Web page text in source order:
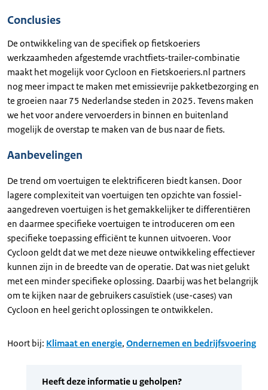
Conclusies
De ontwikkeling van de specifiek op fietskoeriers
werkzaamheden afgestemde vrachtfiets-trailer-combinatie
maakt het mogelijk voor Cycloon en Fietskoeriers.nl partners
nog meer impact te maken met emissievrije pakketbezorging en
te groeien naar 75 Nederlandse steden in 2025. Tevens maken
we het voor andere vervoerders in binnen en buitenland
mogelijk de overstap te maken van de bus naar de fiets.
Aanbevelingen
De trend om voertuigen te elektrificeren biedt kansen. Door
lagere complexiteit van voertuigen ten opzichte van fossiel-
aangedreven voertuigen is het gemakkelijker te differentiëren
en daarmee specifieke voertuigen te introduceren om een
specifieke toepassing efficiënt te kunnen uitvoeren. Voor
Cycloon geldt dat we met deze nieuwe ontwikkeling effectiever
kunnen zijn in de breedte van de operatie. Dat was niet gelukt
met een minder specifieke oplossing. Daarbij was het belangrijk
om te kijken naar de gebruikers casuïstiek (use-cases) van
Cycloon en heel gericht oplossingen te ontwikkelen.
Hoort bij: Klimaat en energie, Ondernemen en bedrijfsvoering